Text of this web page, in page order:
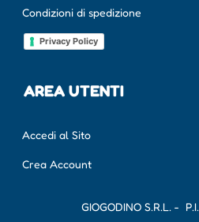
Condizioni di spedizione
Privacy Policy
AREA UTENTI
Accedi al Sito
Crea Account
GIOGODINO S.R.L. - P.I.